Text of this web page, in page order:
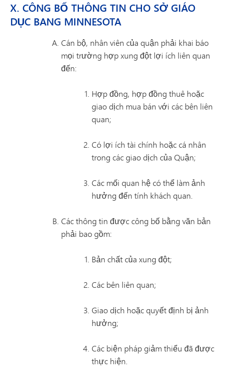
X. CÔNG BỐ THÔNG TIN CHO SỞ GIÁO
DỤC BANG MINNESOTA
Cán bộ, nhân viên của quận phải khai báo
mọi trường hợp xung đột lợi ích liên quan
đến:
Hợp đồng, hợp đồng thuê hoặc
giao dịch mua bán với các bên liên
quan;
Có lợi ích tài chính hoặc cá nhân
trong các giao dịch của Quận;
Các mối quan hệ có thể làm ảnh
hưởng đến tính khách quan.
Các thông tin được công bố bằng văn bản
phải bao gồm:
Bản chất của xung đột;
Các bên liên quan;
Giao dịch hoặc quyết định bị ảnh
hưởng;
Các biện pháp giảm thiểu đã được
thực hiện.